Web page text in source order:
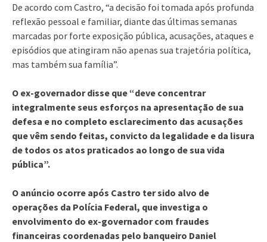
De acordo com Castro, “a decisão foi tomada após profunda
reflexão pessoal e familiar, diante das últimas semanas
marcadas por forte exposição pública, acusações, ataques e
episódios que atingiram não apenas sua trajetória política,
mas também sua família”.
O ex-governador disse que “deve concentrar
integralmente seus esforços na apresentação de sua
defesa e no completo esclarecimento das acusações
que vêm sendo feitas, convicto da legalidade e da lisura
de todos os atos praticados ao longo de sua vida
pública”.
O anúncio ocorre após Castro ter sido alvo de
operações da Polícia Federal, que investiga o
envolvimento do ex-governador com fraudes
financeiras coordenadas pelo banqueiro Daniel